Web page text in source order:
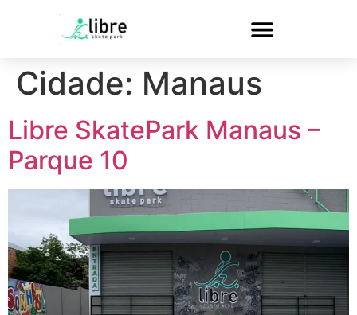
Cidade: Manaus
Libre SkatePark Manaus –
Parque 10